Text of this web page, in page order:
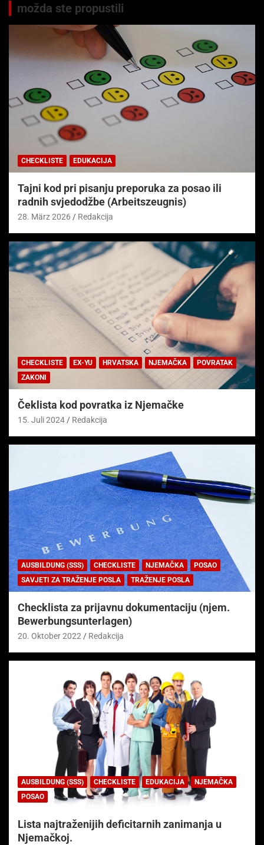
možda ste propustili
CHECKLISTE EDUKACIJA
Tajni kod pri pisanju preporuka za posao ili
radnih svjedodžbe (Arbeitszeugnis)
28. März 2026 Redakcija
CHECKLISTE EX-YU HRVATSKA NJEMAČKA
POVRATAK
ZAKONI
Čeklista kod povratka iz Njemačke
15. Juli 2024 Redakcija
AUSBILDUNG (SSS) CHECKLISTE NJEMAČKA
POSAO
SAVJETI ZA TRAŽENJE POSLA
TRAŽENJE POSLA
Checklista za prijavnu dokumentaciju (njem.
Bewerbungsunterlagen)
20. Oktober 2022 Redakcija
AUSBILDUNG (SSS) CHECKLISTE EDUKACIJA
NJEMAČKA
POSAO
Lista najtraženijih deficitarnih zanimanja u
Njemačkoj.